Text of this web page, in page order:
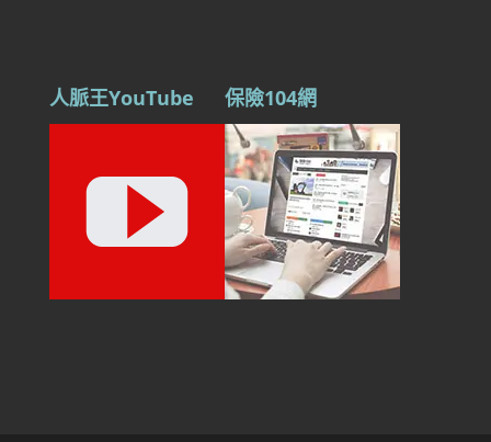
人脈王YouTube 保險104網